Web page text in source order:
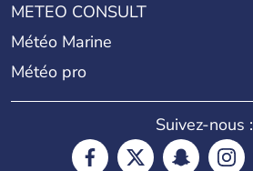
METEO CONSULT
Météo Marine
Météo pro
Suivez-nous :